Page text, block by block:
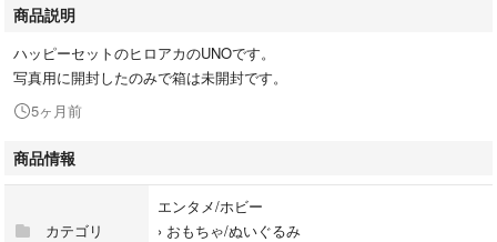
商品説明
ハッピーセットのヒロアカのUNOです。
写真用に開封したのみで箱は未開封です。
5ヶ月前
商品情報
カテゴリ
エンタメ/ホビー
› おもちゃ/ぬいぐるみ